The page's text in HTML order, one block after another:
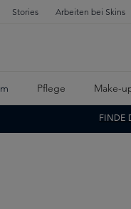
Stories Arbeiten bei Skins
Pflege Make-
FINDE